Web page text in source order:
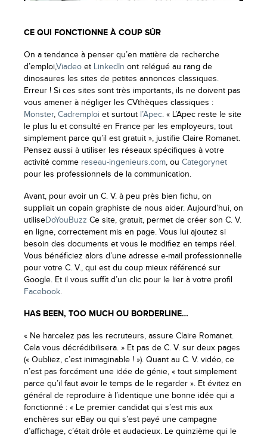
CE QUI FONCTIONNE À COUP SÛR
On a tendance à penser qu’en matière de recherche
d’emploi,Viadeo et LinkedIn ont relégué au rang de
dinosaures les sites de petites annonces classiques.
Erreur ! Si ces sites sont très importants, ils ne doivent pas
vous amener à négliger les CVthèques classiques :
Monster, Cadremploi et surtout l’Apec. « L’Apec reste le site
le plus lu et consulté en France par les employeurs, tout
simplement parce qu’il est gratuit », justifie Claire Romanet.
Pensez aussi à utiliser les réseaux spécifiques à votre
activité comme reseau-ingenieurs.com, ou Categorynet
pour les professionnels de la communication.
Avant, pour avoir un C. V. à peu près bien fichu, on
suppliait un copain graphiste de nous aider. Aujourd’hui, on
utiliseDoYouBuzz Ce site, gratuit, permet de créer son C. V.
en ligne, correctement mis en page. Vous lui ajoutez si
besoin des documents et vous le modifiez en temps réel.
Vous bénéficiez alors d’une adresse e-mail professionnelle
pour votre C. V., qui est du coup mieux référencé sur
Google. Et il vous suffit d’un clic pour le lier à votre profil
Facebook.
HAS BEEN, TOO MUCH OU BORDERLINE…
« Ne harcelez pas les recruteurs, assure Claire Romanet.
Cela vous décrédibilisera. » Et pas de C. V. sur deux pages
(« Oubliez, c’est inimaginable ! »). Quant au C. V. vidéo, ce
n’est pas forcément une idée de génie, « tout simplement
parce qu’il faut avoir le temps de le regarder ». Et évitez en
général de reproduire à l’identique une bonne idée qui a
fonctionné : « Le premier candidat qui s’est mis aux
enchères sur eBay ou qui s’est payé une campagne
d’affichage, c’était drôle et audacieux. Le quinzième qui le